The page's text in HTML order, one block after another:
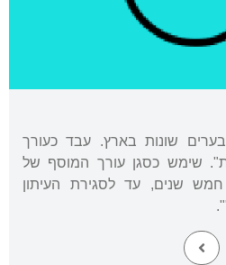
שונות בארץ. עבד כעורך
שימש כסגן עורך המוסף של
שנים, עד לסגירת העיתון